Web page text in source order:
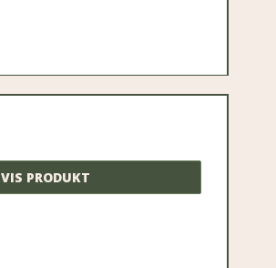
VIS PRODUKT